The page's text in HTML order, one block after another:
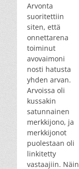
Arvonta
suoritettiin
siten, että
onnettarena
toiminut
avovaimoni
nosti hatusta
yhden arvan.
Arvoissa oli
kussakin
satunnainen
merkkijono, ja
merkkijonot
puolestaan oli
linkitetty
vastaajiin. Näin